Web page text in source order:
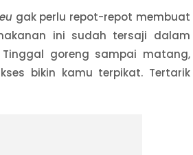
gak perlu repot-repot membuat
ini sudah tersaji dalam
Tinggal goreng sampai matang,
bikin kamu terpikat. Tertarik